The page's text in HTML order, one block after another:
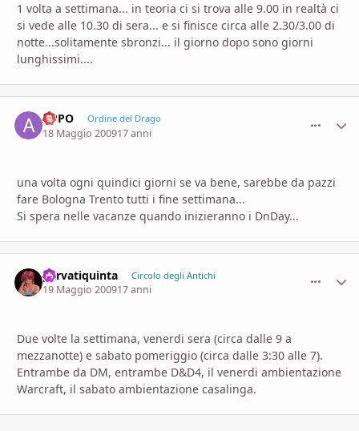
1 volta a settimana... in teoria ci si trova alle 9.00 in realtà ci
si vede alle 10.30 di sera... e si finisce circa alle 2.30/3.00 di
notte...solitamente sbronzi... il giorno dopo sono giorni
lunghissimi....
APPO Ordine del Drago
18 Maggio 200917 anni
una volta ogni quindici giorni se va bene, sarebbe da pazzi
fare Bologna Trento tutti i fine settimana...
Si spera nelle vacanze quando inizieranno i DnDay...
parvatiquinta Circolo degli Antichi
19 Maggio 200917 anni
Due volte la settimana, venerdi sera (circa dalle 9 a
mezzanotte) e sabato pomeriggio (circa dalle 3:30 alle 7).
Entrambe da DM, entrambe D&D4, il venerdi ambientazione
Warcraft, il sabato ambientazione casalinga.